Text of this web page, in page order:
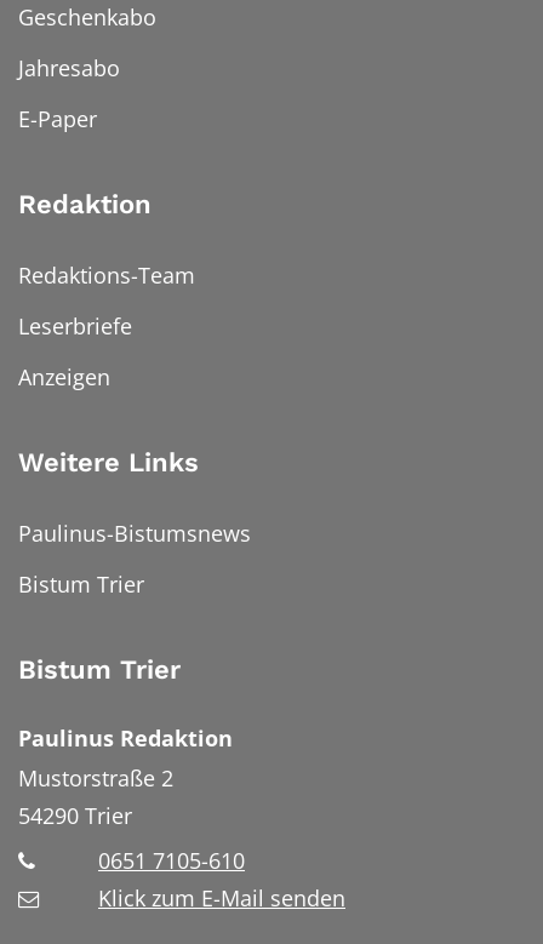
Geschenkabo
Jahresabo
E-Paper
Redaktion
Redaktions-Team
Leserbriefe
Anzeigen
Weitere Links
Paulinus-Bistumsnews
Bistum Trier
Bistum Trier
Paulinus Redaktion
Mustorstraße 2
54290 Trier
0651 7105-610
Klick zum E-Mail senden